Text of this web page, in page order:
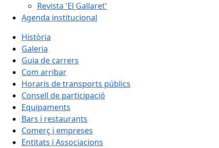
Revista 'El Gallaret'
Agenda institucional
Història
Galeria
Guia de carrers
Com arribar
Horaris de transports públics
Consell de participació
Equipaments
Bars i restaurants
Comerç i empreses
Entitats i Associacions